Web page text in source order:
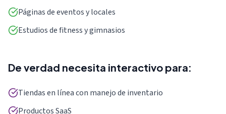
Páginas de eventos y locales
Estudios de fitness y gimnasios
De verdad necesita interactivo para:
Tiendas en línea con manejo de inventario
Productos SaaS